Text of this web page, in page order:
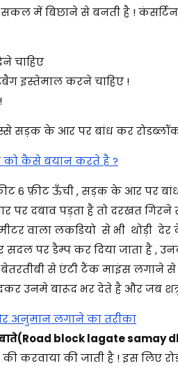
में बिछाने से बनती है !
चाहिए
इस्तेमाल करने चाहिए !
सड़क के आर पर बांध कर
को कैसे बयान करते है ?
6 फ़ीट ऊँची , सड़क के आर पर
दबाव पड़ता है तो दरखत गिरने
वाला लकडियो से भी थोड़ी देर
पर डैम्प कर दिया जाता है ,
से एंटी टैंक माइंस लगाने से
उनमे बारूद भर देते है और जब
अनुमान लगाने का तरीका
block lagate samay
करवाया की जाती है ! इस लिए